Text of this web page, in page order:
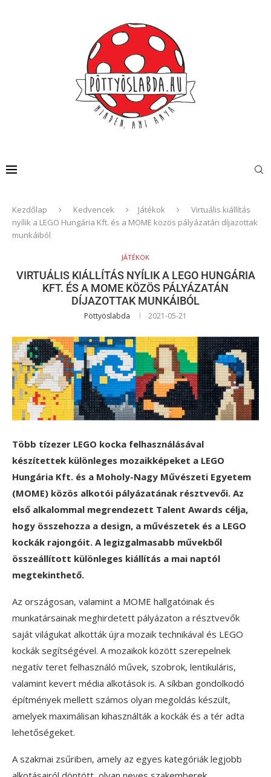
Kezdőlap Kedvencek Játékok
Virtuális kiállítás
nyílik a LEGO Hungária Kft. és a MOME közös pályázatán díjazottak
munkáiból
JÁTÉKOK
VIRTUÁLIS KIÁLLÍTÁS NYÍLIK A LEGO HUNGÁRIA
KFT. ÉS A MOME KÖZÖS PÁLYÁZATÁN
DÍJAZOTTAK MUNKÁIBÓL
Pöttyöslabda 2021-05-21
Több tízezer LEGO kocka felhasználásával
készítettek különleges mozaikképeket a LEGO
Hungária Kft. és a Moholy-Nagy Művészeti Egyetem
(MOME) közös alkotói pályázatának résztvevői. Az
első alkalommal megrendezett Talent Awards célja,
hogy összehozza a design, a művészetek és a LEGO
kockák rajongóit. A legizgalmasabb művekből
összeállított különleges kiállítás a mai naptól
megtekinthető.
Az országosan, valamint a MOME hallgatóinak és
munkatársainak meghirdetett pályázaton a résztvevők
saját világukat alkották újra mozaik technikával és LEGO
kockák segítségével. A mozaikok között szerepelnek
negatív teret felhasználó művek, szobrok, lentikuláris,
valamint kevert média alkotások is. A síkban gondolkodó
építmények mellett számos olyan megoldás készült,
amelyek maximálisan kihasználták a kockák és a tér adta
lehetőségeket.
A szakmai zsűriben, amely az egyes kategóriák legjobb